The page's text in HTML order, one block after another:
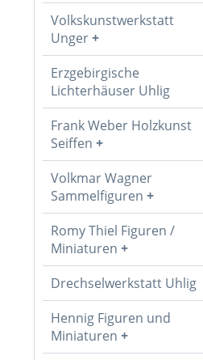
Volkskunstwerkstatt
Unger
Erzgebirgische
Lichterhäuser Uhlig
Frank Weber Holzkunst
Seiffen
Volkmar Wagner
Sammelfiguren
Romy Thiel Figuren /
Miniaturen
Drechselwerkstatt Uhlig
Hennig Figuren und
Miniaturen